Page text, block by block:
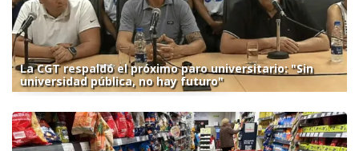
La CGT respaldó el próximo paro universitario: "Sin
universidad pública, no hay futuro"